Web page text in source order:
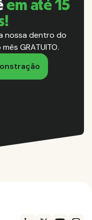
em até 15
nossa dentro do
GRATUITO.